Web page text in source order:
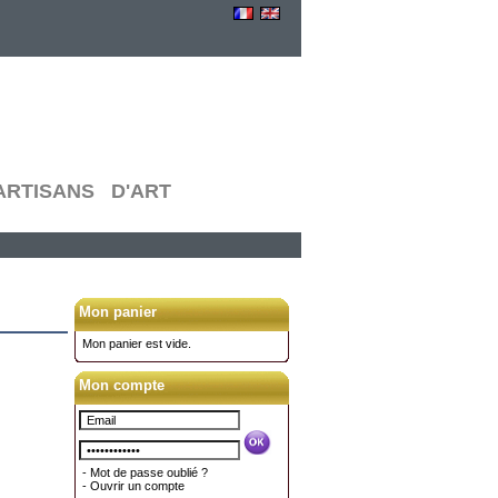
D'ART
Mon panier
Mon panier est vide.
Mon compte
- Mot de passe oublié ?
- Ouvrir un compte